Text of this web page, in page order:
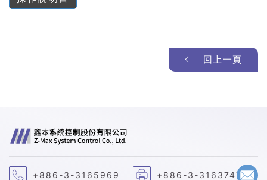
回上一頁
+886-3-3165969 +886-3-3163747